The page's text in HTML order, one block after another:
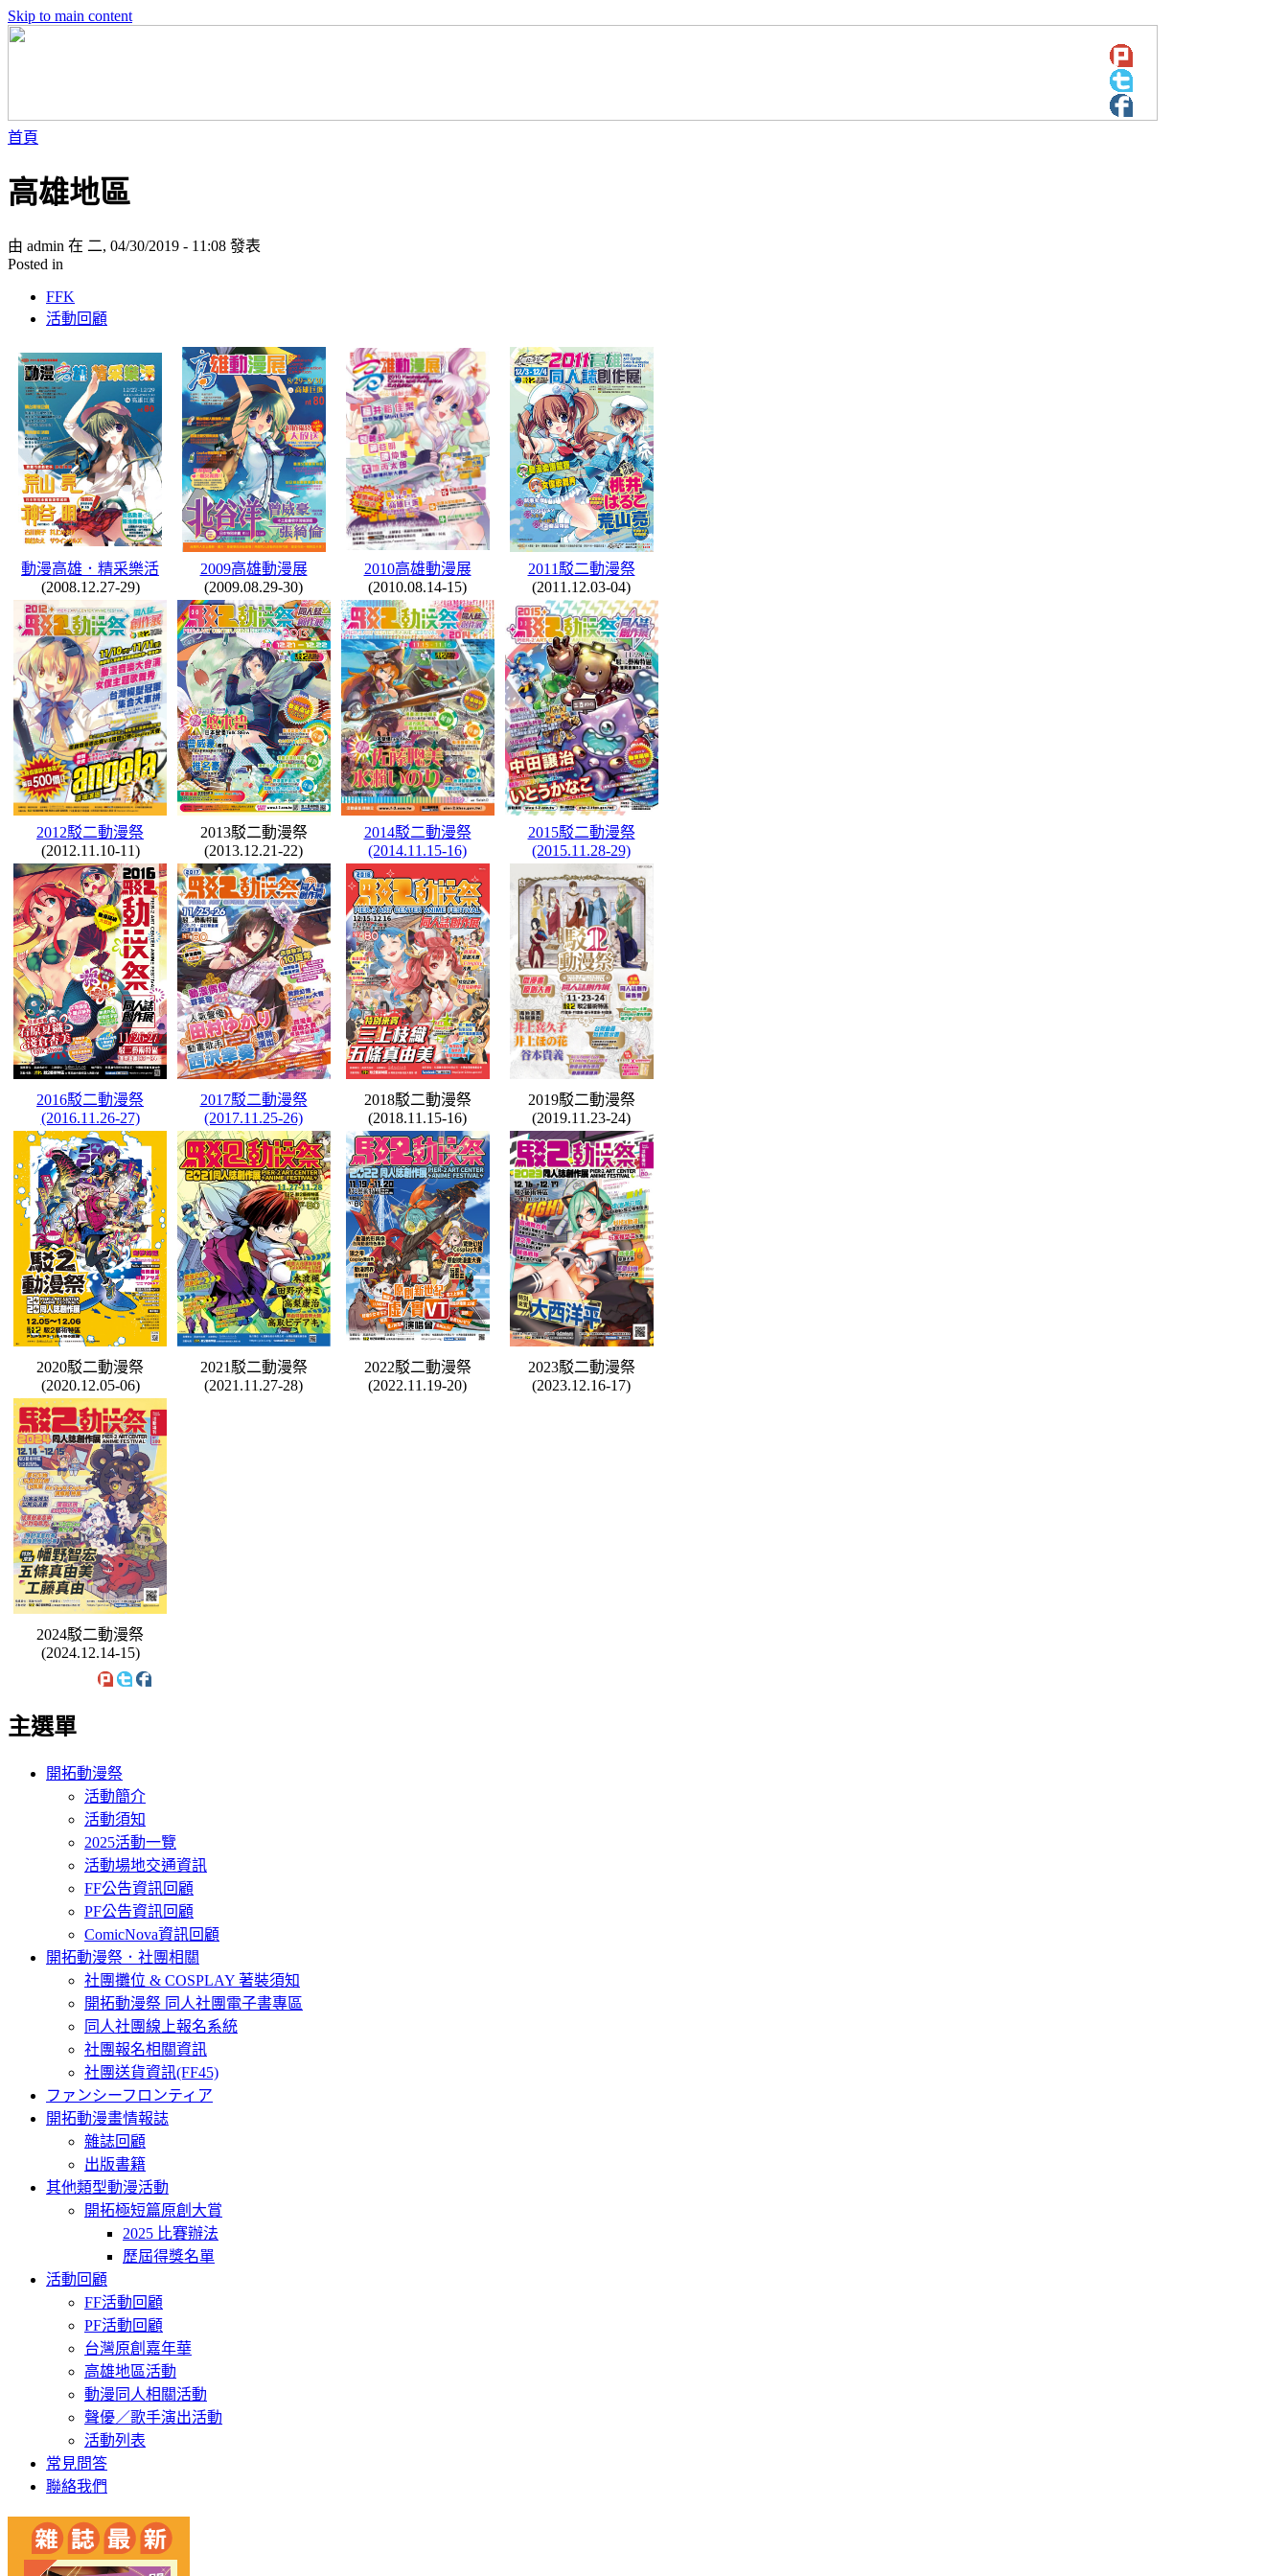
Skip to main content
首頁
高雄地區
由 admin 在 二, 04/30/2019 - 11:08 發表
Posted in
FFK
活動回顧
動漫高雄．精采樂活
(2008.12.27-29)
2009高雄動漫展
(2009.08.29-30)
2010高雄動漫展
(2010.08.14-15)
2011駁二動漫祭
(2011.12.03-04)
2012駁二動漫祭
(2012.11.10-11)
2013駁二動漫祭
(2013.12.21-22)
2014駁二動漫祭
(2014.11.15-16)
2015駁二動漫祭
(2015.11.28-29)
2016駁二動漫祭
(2016.11.26-27)
2017駁二動漫祭
(2017.11.25-26)
2018駁二動漫祭
(2018.11.15-16)
2019駁二動漫祭
(2019.11.23-24)
2020駁二動漫祭
(2020.12.05-06)
2021駁二動漫祭
(2021.11.27-28)
2022駁二動漫祭
(2022.11.19-20)
2023駁二動漫祭
(2023.12.16-17)
2024駁二動漫祭
(2024.12.14-15)
主選單
開拓動漫祭
活動簡介
活動須知
2025活動一覽
活動場地交通資訊
FF公告資訊回顧
PF公告資訊回顧
ComicNova資訊回顧
開拓動漫祭．社團相關
社團攤位 & COSPLAY 著裝須知
開拓動漫祭 同人社團電子書專區
同人社團線上報名系統
社團報名相關資訊
社團送貨資訊(FF45)
ファンシーフロンティア
開拓動漫畫情報誌
雜誌回顧
出版書籍
其他類型動漫活動
開拓極短篇原創大賞
2025 比賽辦法
歷屆得獎名單
活動回顧
FF活動回顧
PF活動回顧
台灣原創嘉年華
高雄地區活動
動漫同人相關活動
聲優／歌手演出活動
活動列表
常見問答
聯絡我們